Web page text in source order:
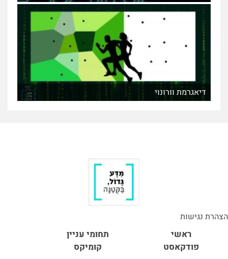
דיאגרמת וורונוי
הצהרת נגישות
ראשי
תחומי עניין
פודקאסט
קומיקס